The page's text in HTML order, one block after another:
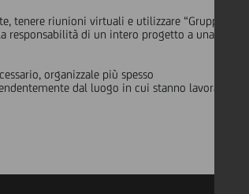
riunioni virtuali e utilizzare “Gruppi” su
di un intero progetto a una sola
organizzale più spesso
dal luogo in cui stanno lavorando.